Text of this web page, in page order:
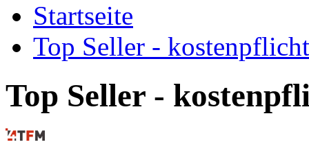
Startseite
Top Seller -
Top Seller -